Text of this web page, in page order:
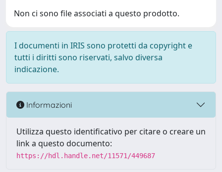
Non ci sono file associati a questo prodotto.
I documenti in IRIS sono protetti da copyright e
tutti i diritti sono riservati, salvo diversa
indicazione.
Informazioni
Utilizza questo identificativo per citare o creare un
link a questo documento:
https://hdl.handle.net/11571/449687